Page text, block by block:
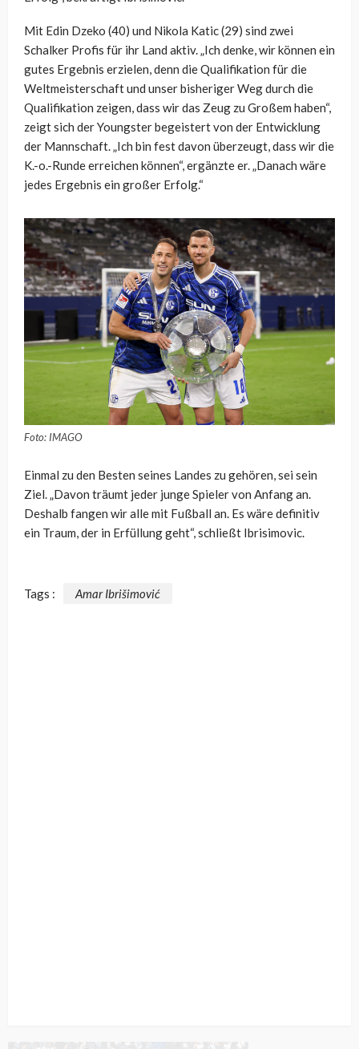
Mit Edin Dzeko (40) und Nikola Katic (29) sind zwei
Schalker Profis für ihr Land aktiv. „Ich denke, wir können ein
gutes Ergebnis erzielen, denn die Qualifikation für die
Weltmeisterschaft und unser bisheriger Weg durch die
Qualifikation zeigen, dass wir das Zeug zu Großem haben“,
zeigt sich der Youngster begeistert von der Entwicklung
der Mannschaft. „Ich bin fest davon überzeugt, dass wir die
K.-o.-Runde erreichen können“, ergänzte er. „Danach wäre
jedes Ergebnis ein großer Erfolg.“
Foto: IMAGO
Einmal zu den Besten seines Landes zu gehören, sei sein
Ziel. „Davon träumt jeder junge Spieler von Anfang an.
Deshalb fangen wir alle mit Fußball an. Es wäre definitiv
ein Traum, der in Erfüllung geht“, schließt Ibrisimovic.
Tags : Amar Ibrišimović